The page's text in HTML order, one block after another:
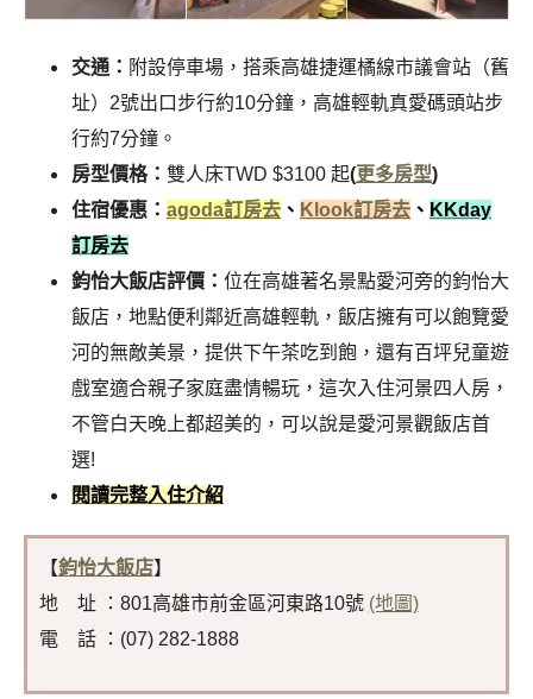
交通： 附設停車場，搭乘高雄捷運橘線市議會站（舊
址）2號出口步行約10分鐘，高雄輕軌真愛碼頭站步
行約7分鐘。
房型價格： 雙人床TWD $3100 起(更多房型)
住宿優惠： agoda訂房去 、 Klook訂房去 、 KKday
訂房去
鈞怡大飯店評價： 位在高雄著名景點愛河旁的鈞怡大
飯店，地點便利鄰近高雄輕軌，飯店擁有可以飽覽愛
河的無敵美景，提供下午茶吃到飽，還有百坪兒童遊
戲室適合親子家庭盡情暢玩，這次入住河景四人房，
不管白天晚上都超美的，可以說是愛河景觀飯店首
選!
閱讀完整入住介紹
【鈞怡大飯店】
地 址 ：801高雄市前金區河東路10號 (地圖)
電 話 ：(07) 282-1888